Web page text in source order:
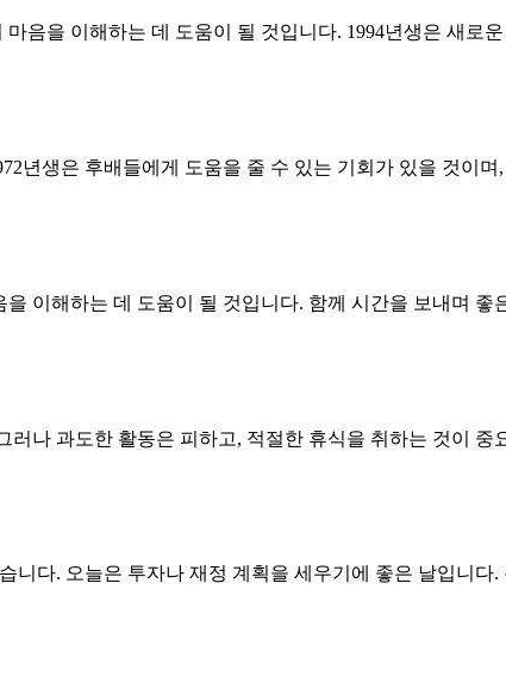
음을 이해하는 데 도움이 될 것입니다. 1994년생은 새로
년생은 후배들에게 도움을 줄 수 있는 기회가 있을 것이
이해하는 데 도움이 될 것입니다. 함께 시간을 보내며 좋
나 과도한 활동은 피하고, 적절한 휴식을 취하는 것이 중
다. 오늘은 투자나 재정 계획을 세우기에 좋은 날입니다.